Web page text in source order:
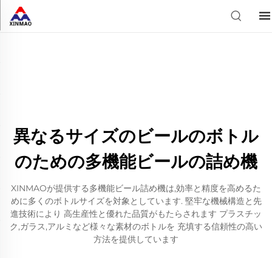
異なるサイズのビールのボトル
のための多機能ビールの詰め機
XINMAOが提供する多機能ビール詰め機は,効率と精度を高めるた
めに多くのボトルサイズを対象としています. 堅牢な機械構造と先
進技術により 高生産性と優れた品質がもたらされます プラスチッ
ク,ガラス,アルミなど様々な素材のボトルを 充填する信頼性の高い
方法を提供しています